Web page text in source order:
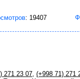
: 19407
271 23 07, (+998 71) 271